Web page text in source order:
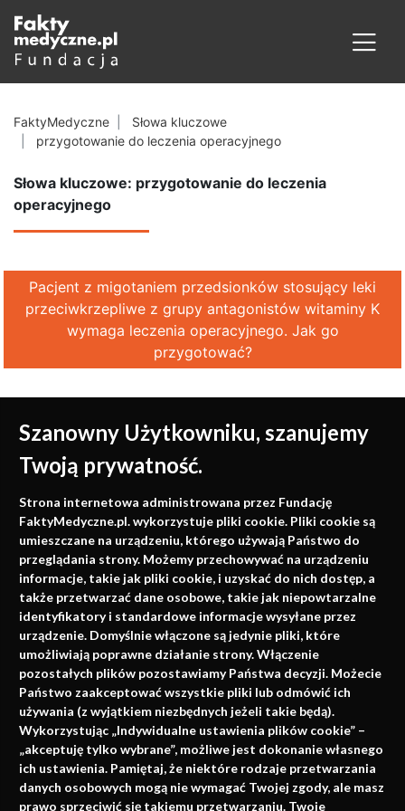
Szanowny Użytkowniku, szanujemy
Twoją prywatność.
Strona internetowa administrowana przez Fundację
FaktyMedyczne.pl. wykorzystuje pliki cookie. Pliki cookie są
umieszczane na urządzeniu, którego używają Państwo do
przeglądania strony. Możemy przechowywać na urządzeniu
informacje, takie jak pliki cookie, i uzyskać do nich dostęp, a
także przetwarzać dane osobowe, takie jak niepowtarzalne
identyfikatory i standardowe informacje wysyłane przez
urządzenie. Domyślnie włączone są jedynie pliki, które
umożliwiają poprawne działanie strony. Włączenie
pozostałych plików pozostawiamy Państwa decyzji. Możecie
Państwo zaakceptować wszystkie pliki lub odmówić ich
używania (z wyjątkiem niezbędnych jeżeli takie będą).
Wykorzystując „Indywidualne ustawienia plików cookie” –
„akceptuję tylko wybrane”, możliwe jest dokonanie własnego
ich ustawienia. Pamiętaj, że niektóre rodzaje przetwarzania
danych osobowych mogą nie wymagać Twojej zgody, ale masz
prawo sprzeciwić się takiemu przetwarzaniu. Twoje
FaktyMedyczne
Słowa kluczowe
przygotowanie do leczenia operacyjnego
Słowa kluczowe: przygotowanie do leczenia
operacyjnego
Pacjent z migotaniem przedsionków stosujący leki
przeciwkrzepliwe z grupy antagonistów witaminy K
wymaga leczenia operacyjnego. Jak go
przygotować?
Medycyna oparta na
faktach
Konferencje, szkolenia, e-learning, wydawnictwo
Napisz do nas
info@faktymedyczne.pl